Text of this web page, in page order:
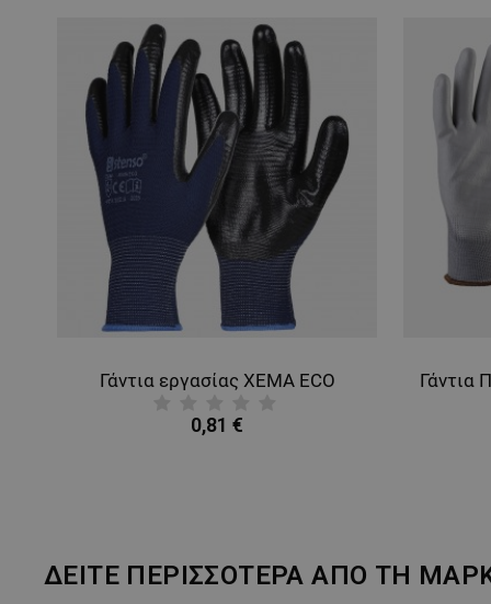
Γάντια εργασίας XEMA ECO
0,81 €
ΔΕΙΤΕ ΠΕΡΙΣΣΟΤΕΡΑ ΑΠΟ ΤΗ